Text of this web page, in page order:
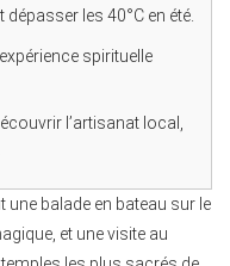
les 40°C en été.
spirituelle
l’artisanat local,
une balade en bateau sur le
et une visite au